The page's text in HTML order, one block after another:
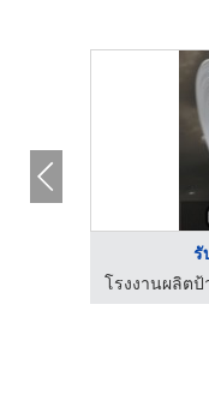
รั
โรงงานผลิตป้